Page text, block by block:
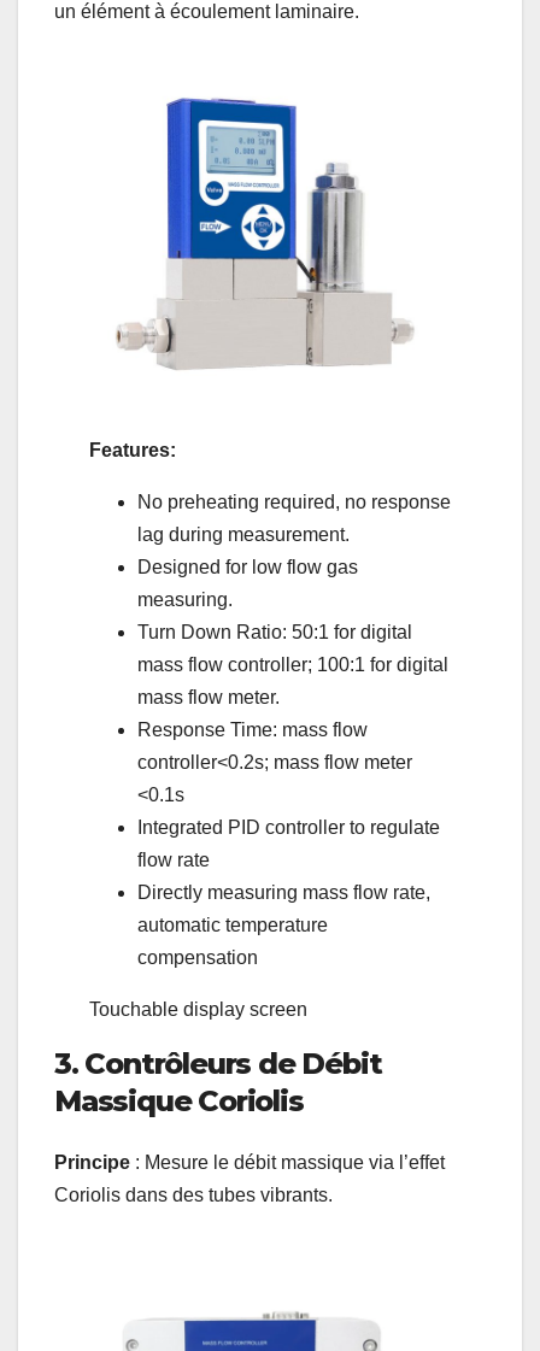
un élément à écoulement laminaire.
Features:
No preheating required, no response
lag during measurement.
Designed for low flow gas
measuring.
Turn Down Ratio: 50:1 for digital
mass flow controller; 100:1 for digital
mass flow meter.
Response Time: mass flow
controller<0.2s; mass flow meter
<0.1s
Integrated PID controller to regulate
flow rate
Directly measuring mass flow rate,
automatic temperature
compensation
Touchable display screen
3. Contrôleurs de Débit
Massique Coriolis
Principe : Mesure le débit massique via l’effet
Coriolis dans des tubes vibrants.